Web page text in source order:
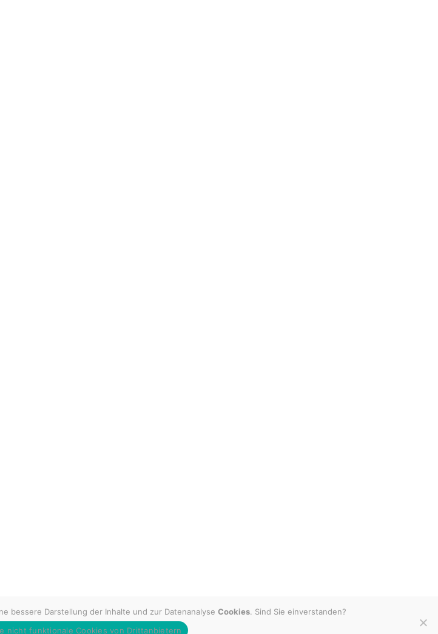
bessere Darstellung der Inhalte und zur Datenanalyse Cookies. Sind Sie einverstanden?
nicht funktionale Cookies von Drittanbietern